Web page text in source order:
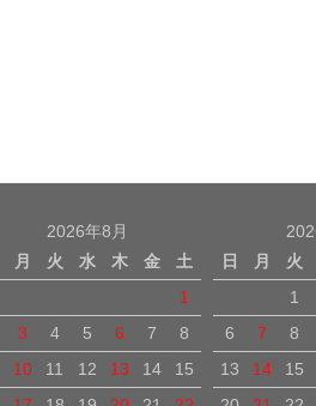
2026年8月
月 火 水 木 金
土
1
3 4 5 6 7
8
10 11 12 13 14
15
日
月 火
1
6
7 8
13
14 15